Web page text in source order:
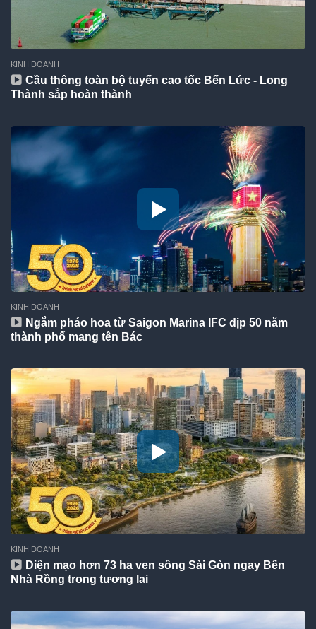
KINH DOANH
Cầu thông toàn bộ tuyến cao tốc Bến Lức - Long
Thành sắp hoàn thành
KINH DOANH
Ngắm pháo hoa từ Saigon Marina IFC dịp 50 năm
thành phố mang tên Bác
KINH DOANH
Diện mạo hơn 73 ha ven sông Sài Gòn ngay Bến
Nhà Rồng trong tương lai